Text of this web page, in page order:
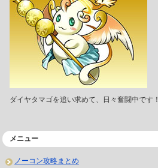
ダイヤタマゴを追い求めて、日々奮闘中です！
メニュー
ノーコン攻略まとめ